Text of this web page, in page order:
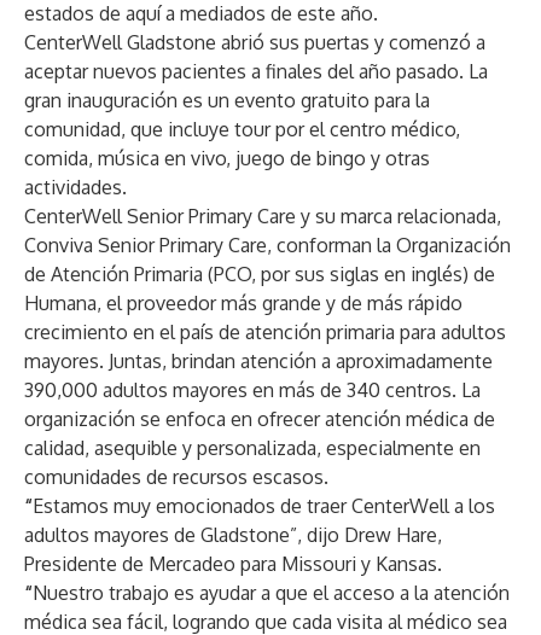
estados de aquí a mediados de este año.
CenterWell Gladstone abrió sus puertas y comenzó a
aceptar nuevos pacientes a finales del año pasado. La
gran inauguración es un evento gratuito para la
comunidad, que incluye tour por el centro médico,
comida, música en vivo, juego de bingo y otras
actividades.
CenterWell Senior Primary Care y su marca relacionada,
Conviva Senior Primary Care, conforman la Organización
de Atención Primaria (PCO, por sus siglas en inglés) de
Humana, el proveedor más grande y de más rápido
crecimiento en el país de atención primaria para adultos
mayores. Juntas, brindan atención a aproximadamente
390,000 adultos mayores en más de 340 centros. La
organización se enfoca en ofrecer atención médica de
calidad, asequible y personalizada, especialmente en
comunidades de recursos escasos.
“Estamos muy emocionados de traer CenterWell a los
adultos mayores de Gladstone”, dijo Drew Hare,
Presidente de Mercadeo para Missouri y Kansas.
“Nuestro trabajo es ayudar a que el acceso a la atención
médica sea fácil, logrando que cada visita al médico sea